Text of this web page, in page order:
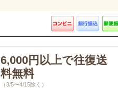
6,000円以上で往復送
料無料
（3/5〜4/15除く）